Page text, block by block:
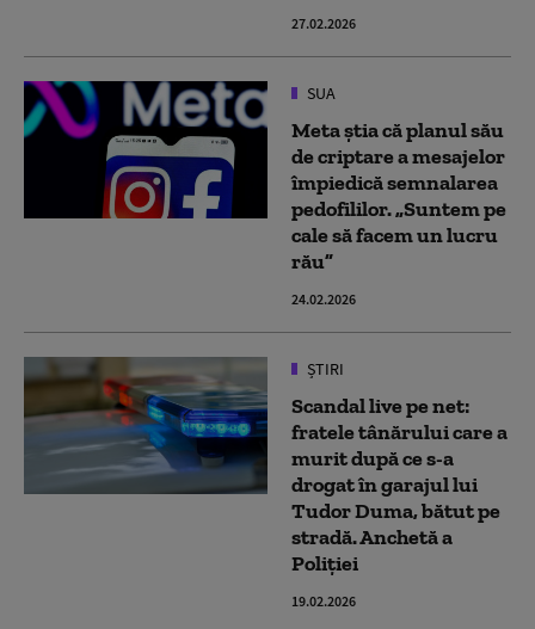
27.02.2026
SUA
Meta știa că planul său
de criptare a mesajelor
împiedică semnalarea
pedofililor. „Suntem pe
cale să facem un lucru
rău”
24.02.2026
ȘTIRI
Scandal live pe net:
fratele tânărului care a
murit după ce s-a
drogat în garajul lui
Tudor Duma, bătut pe
stradă. Anchetă a
Poliției
19.02.2026